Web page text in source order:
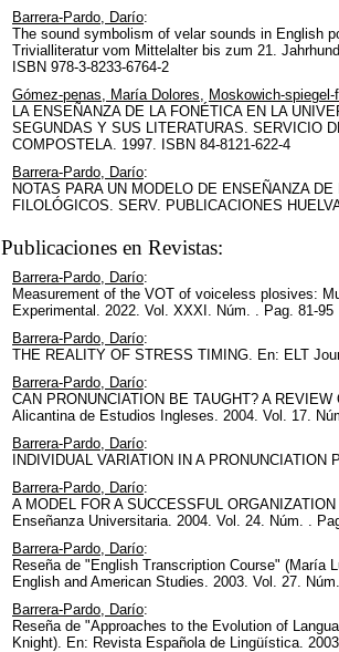
Barrera-Pardo, Darío:
The sound symbolism of velar sounds in English
Trivialliteratur vom Mittelalter bis zum 21.
ISBN 978-3-8233-6764-2
Gómez-penas, María Dolores, Moskowich-spiegel-
LA ENSEÑANZA DE LA FONÉTICA EN LA
SEGUNDAS Y SUS LITERATURAS. SERVICIO
COMPOSTELA. 1997. ISBN 84-8121-622-4
Barrera-Pardo, Darío:
NOTAS PARA UN MODELO DE ENSEÑANZA
FILOLÓGICOS. SERV. PUBLICACIONES
Publicaciones en Revistas:
Barrera-Pardo, Darío:
Measurement of the VOT of voiceless plosives:
Experimental. 2022. Vol. XXXI. Núm. . Pag. 81-95
Barrera-Pardo, Darío:
THE REALITY OF STRESS TIMING. En: ELT
Barrera-Pardo, Darío:
CAN PRONUNCIATION BE TAUGHT? A
Alicantina de Estudios Ingleses. 2004. Vol. 17.
Barrera-Pardo, Darío:
INDIVIDUAL VARIATION IN A
Barrera-Pardo, Darío:
A MODEL FOR A SUCCESSFUL
Enseñanza Universitaria. 2004. Vol. 24. Núm. .
Barrera-Pardo, Darío:
Reseña de "English Transcription Course" (María
English and American Studies. 2003. Vol. 27.
Barrera-Pardo, Darío:
Reseña de "Approaches to the Evolution of
Knight). En: Revista Española de Lingüística.